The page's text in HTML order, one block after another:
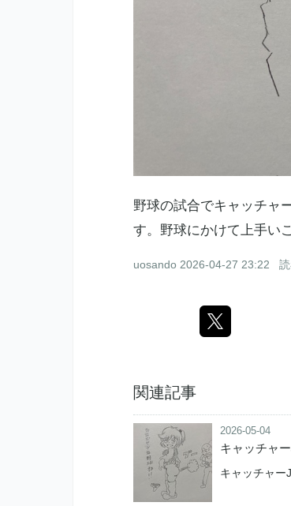
野球の試合でキャッチャ
す。野球にかけて上手い
uosando 2026-04-27 23:22
関連記事
2026-05-04
キャッチャ
キャッチャー